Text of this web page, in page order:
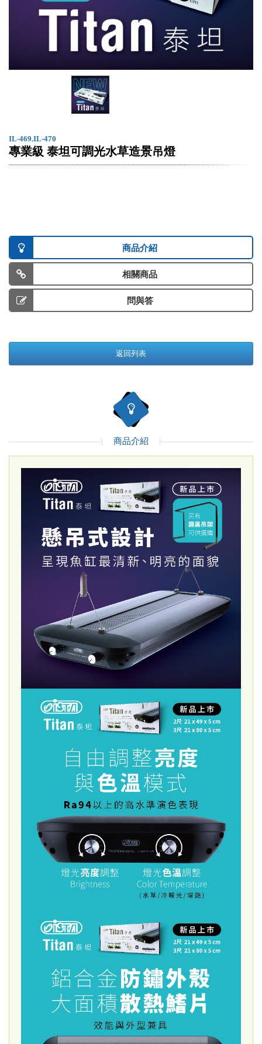
IL-469.IL-470
專業級 泰坦可調光水草造景吊燈
商品介紹
相關商品
問與答
返回列表
商品介紹